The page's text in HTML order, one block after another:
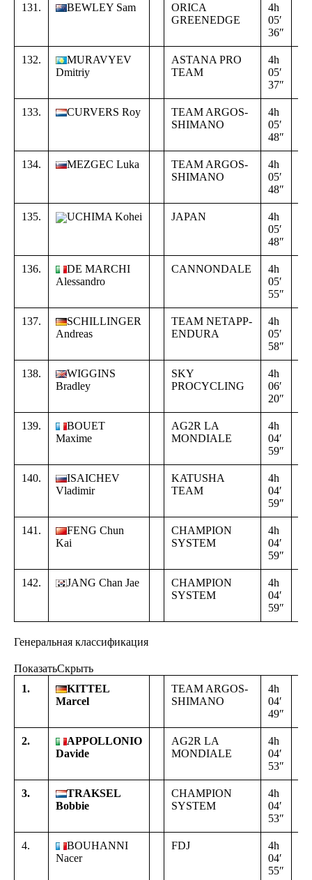
131. BEWLEY Sam
ORICA
GREENEDGE
4h
05′
36″
132.
MURAVYEV
Dmitriy
ASTANA PRO
TEAM
4h
05′
37″
133. CURVERS Roy
TEAM ARGOS-
SHIMANO
4h
05′
48″
134. MEZGEC Luka
TEAM ARGOS-
SHIMANO
4h
05′
48″
135. UCHIMA Kohei JAPAN
4h
05′
48″
136.
DE MARCHI
Alessandro
CANNONDALE
4h
05′
55″
137.
SCHILLINGER
Andreas
TEAM NETAPP-
ENDURA
4h
05′
58″
138.
WIGGINS
Bradley
SKY
PROCYCLING
4h
06′
20″
139.
BOUET
Maxime
AG2R LA
MONDIALE
4h
04′
59″
140.
ISAICHEV
Vladimir
KATUSHA
TEAM
4h
04′
59″
141.
FENG Chun
Kai
CHAMPION
SYSTEM
4h
04′
59″
142. JANG Chan Jae
CHAMPION
SYSTEM
4h
04′
59″
Генеральная классификация
ПоказатьСкрыть
1.
KITTEL
Marcel
TEAM ARGOS-
SHIMANO
4h
04′
49″
2.
APPOLLONIO
Davide
AG2R LA
MONDIALE
4h
04′
53″
3.
TRAKSEL
Bobbie
CHAMPION
SYSTEM
4h
04′
53″
4.
BOUHANNI
Nacer
FDJ
4h
04′
55″